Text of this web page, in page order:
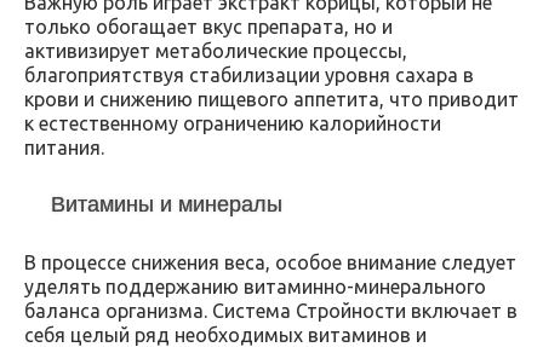
только обогащает вкус препарата, но и
активизирует метаболические процессы,
благоприятствуя стабилизации уровня сахара в
крови и снижению пищевого аппетита, что приводит
к естественному ограничению калорийности
питания.
Витамины и минералы
В процессе снижения веса, особое внимание следует
уделять поддержанию витаминно-минерального
баланса организма. Система Стройности включает в
себя целый ряд необходимых витаминов и